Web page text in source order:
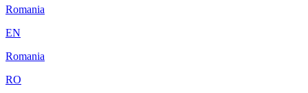
Romania
EN
Romania
RO